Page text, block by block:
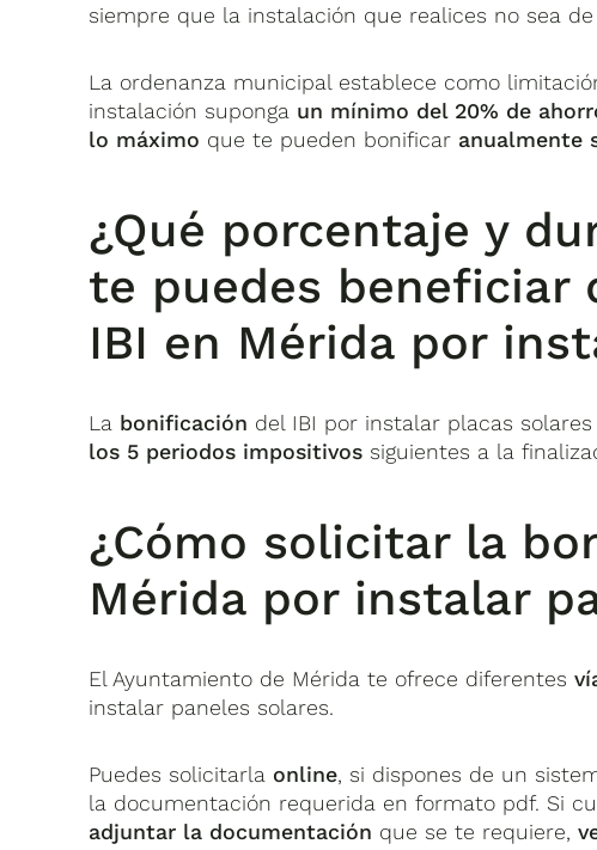
siempre que la instalación que realices no sea
La ordenanza municipal establece como
instalación suponga un mínimo del 20% de
lo máximo que te pueden bonificar anualmente
¿Qué porcentaje y
te puedes beneficiar
IBI en Mérida por
La bonificación del IBI por instalar placas
los 5 periodos impositivos siguientes a la
¿Cómo solicitar la
Mérida por instalar
El Ayuntamiento de Mérida te ofrece diferentes
instalar paneles solares.
Puedes solicitarla online, si dispones de un
la documentación requerida en formato pdf. Si
adjuntar la documentación que se te requiere,